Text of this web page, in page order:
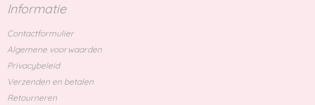
Informatie
Contactformulier
Algemene voorwaarden
Privacybeleid
Verzenden en betalen
Retourneren